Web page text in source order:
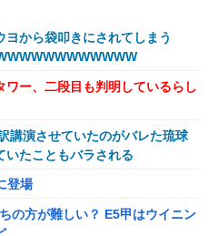
他
ふぶき 他
ちゃん、可愛過ぎてワイらにブッ
しい洗濯機買って1発目に回した
w w w w w w w w
てブサイクを見たら不愉快にな
だ」
役20年に決定する←コレは妥当
ヨから袋叩きにされてしまう
ワー、二段目も判明しているらし
講演させていたのがバレた琉球
いたこともバラされる
登場
の方が難しい？ E5甲はウイニン